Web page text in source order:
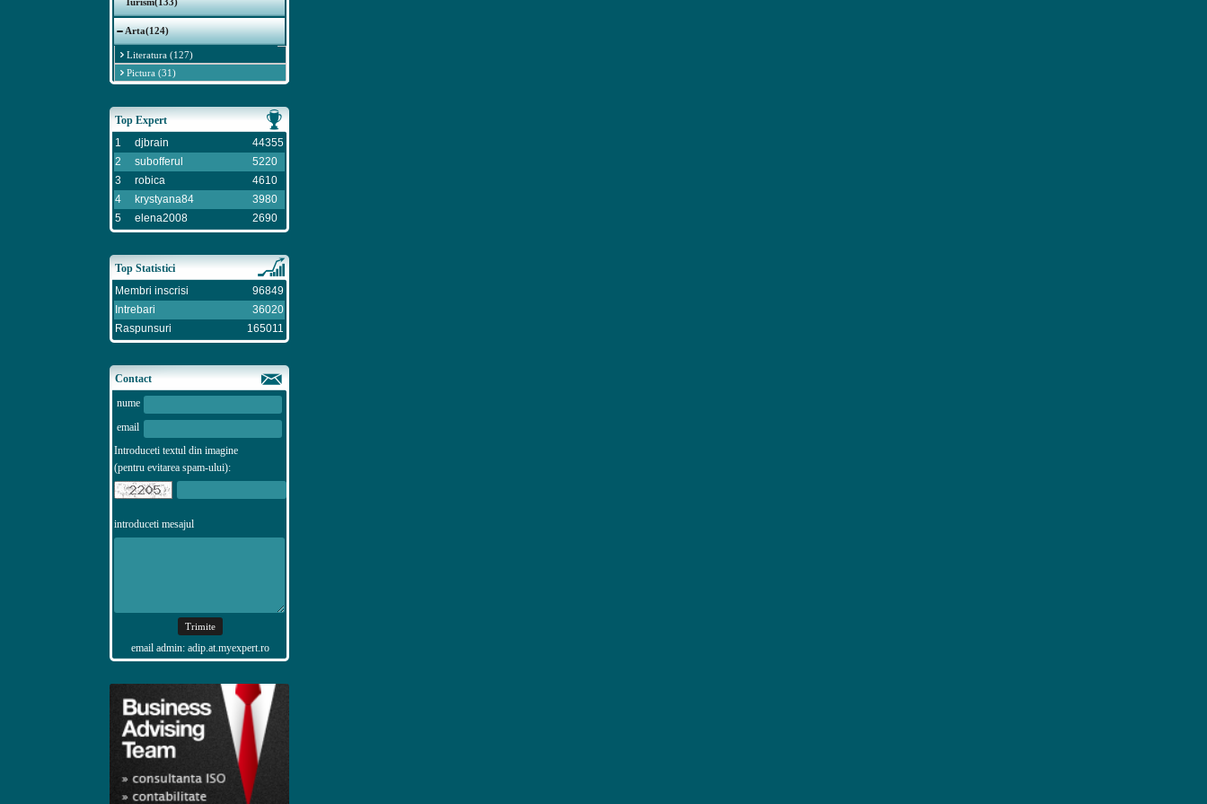
Arta(124)
Literatura (127)
Pictura (31)
Top Expert
1
djbrain
44355
2
subofferul
5220
3
robica
4610
4
krystyana84
3980
5
elena2008 2690
Top Statistici
Membri inscrisi
96849
Intrebari
36020
Raspunsuri
165011
Contact
nume
email
Introduceti textul din imagine
(pentru evitarea spam-ului):
introduceti mesajul
email admin: adip.at.myexpert.ro